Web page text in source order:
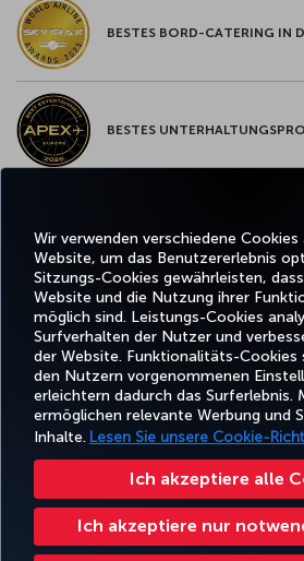
Wir verwenden verschiedene
Website, um das Benutzererlebnis
Sitzungs-Cookies gewährleisten,
Website und die Nutzung ihrer
möglich sind. Leistungs-Cookies
Surfverhalten der Nutzer und
der Website. Funktionalitäts-Cookies
den Nutzern vorgenommenen
erleichtern dadurch das Surferlebnis.
ermöglichen relevante Werbung und
Inhalte. Lesen Sie unsere Cookie-
Ich akzeptiere alle
Ich akzeptiere nur
BESTES BORD-CATERING IN
BESTES
Facebook
TwitterInstagram
YouTube
BUCHEN
UND
VERWALTEN
ERLEBNIS
ANGEBOTE
UND
REISEZIELE
Barrierefreiheit Datenschutz- und Cookie-Richtlinie
Cookie-Einstellungen ändern US DOT Kundenserviceplan